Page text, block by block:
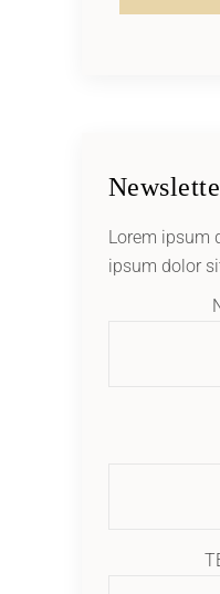
Lorem ipsum
ipsum dolor